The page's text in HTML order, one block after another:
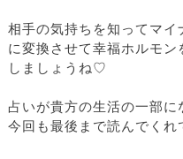
相手の気持ちを知ってマイ
に変換させて幸福ホルモン
しましょうね♡
占いが貴方の生活の一部
今回も最後まで読んでく